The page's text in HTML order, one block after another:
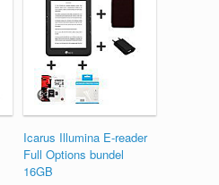
Icarus Illumina E-reader
Full Options bundel
16GB